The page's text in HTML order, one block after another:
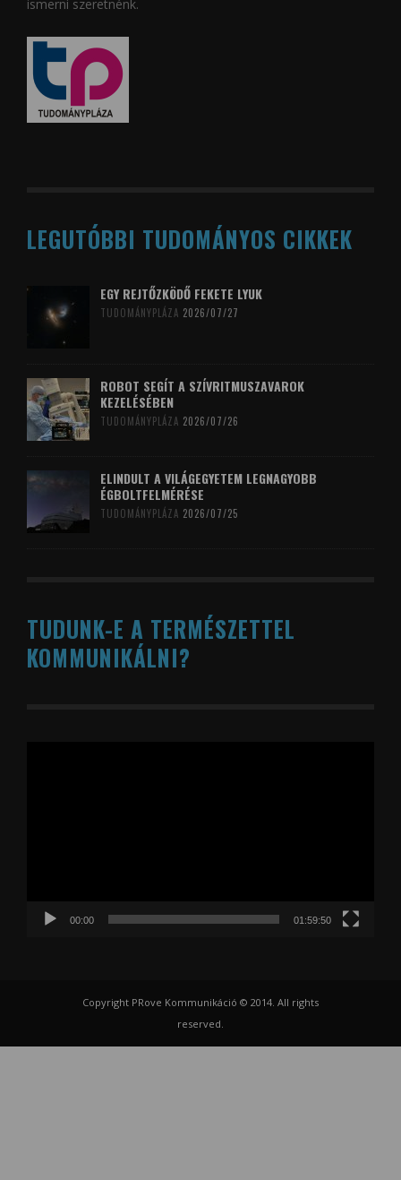
ismerni szeretnénk.
LEGUTÓBBI TUDOMÁNYOS CIKKEK
EGY REJTŐZKÖDŐ FEKETE LYUK
TUDOMÁNYPLÁZA 2026/07/27
ROBOT SEGÍT A SZÍVRITMUSZAVAROK
KEZELÉSÉBEN
TUDOMÁNYPLÁZA 2026/07/26
ELINDULT A VILÁGEGYETEM LEGNAGYOBB
ÉGBOLTFELMÉRÉSE
TUDOMÁNYPLÁZA 2026/07/25
TUDUNK-E A TERMÉSZETTEL
KOMMUNIKÁLNI?
00:00 01:59:50
Copyright PRove Kommunikáció © 2014. All rights
reserved.